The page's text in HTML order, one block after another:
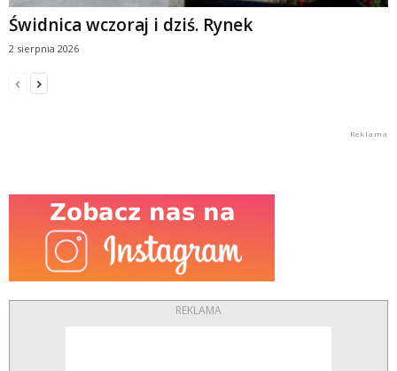
Świdnica wczoraj i dziś. Rynek
2 sierpnia 2026
REKLAMA